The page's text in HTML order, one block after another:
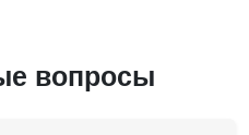
вопросы